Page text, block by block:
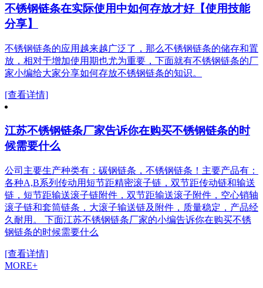
不锈钢链条在实际使用中如何存放才好【使用技能
分享】
不锈钢链条的应用越来越广泛了，那么不锈钢链条的储存和置
放，相对于增加使用期也尤为重要，下面就有不锈钢链条的厂
家小编给大家分享如何存放不锈钢链条的知识。
[查看详情]
江苏不锈钢链条厂家告诉你在购买不锈钢链条的时
候需要什么
公司主要生产种类有：碳钢链条，不锈钢链条！主要产品有：
各种A,B系列传动用短节距精密滚子链，双节距传动链和输送
链，短节距输送滚子链附件，双节距输送滚子附件，空心销轴
滚子链和套筒链条，大滚子输送链及附件，质量稳定，产品经
久耐用。 下面江苏不锈钢链条厂家的小编告诉你在购买不锈
钢链条的时候需要什么
[查看详情]
MORE+